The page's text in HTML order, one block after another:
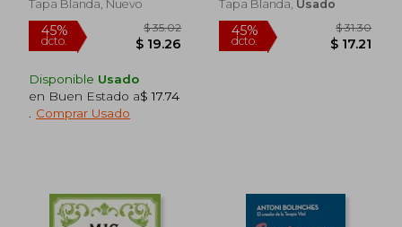
Tapa Blanda, Nuevo
Disponible Usado
en Buen Estado a$ 17.74
Comprar Usado
Tapa Blanda, Usado